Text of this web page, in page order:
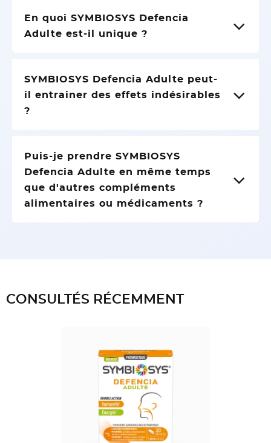
En quoi SYMBIOSYS Defencia
Adulte est-il unique ?
SYMBIOSYS Defencia Adulte peut-
il entrainer des effets indésirables
?
Puis-je prendre SYMBIOSYS
Defencia Adulte en même temps
que d'autres compléments
alimentaires ou médicaments ?
CONSULTÉS RÉCEMMENT